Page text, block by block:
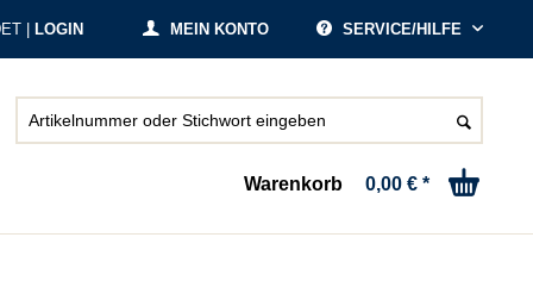
SERVICE/HILFE
MEIN KONTO
| LOGIN
Warenkorb 0,00 € *